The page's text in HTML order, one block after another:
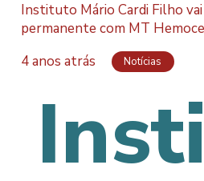
Instituto Mário Cardi Filho
permanente com MT
4 anos atrás
Notícias